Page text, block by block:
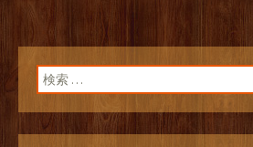
検索: